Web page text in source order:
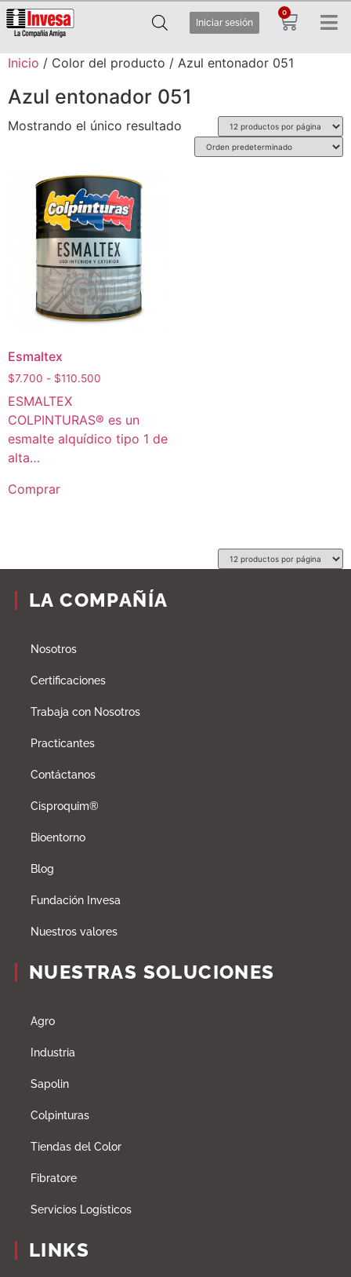
Iniciar sesión
0
Inicio / Color del producto / Azul entonador 051
Azul entonador 051
Mostrando el único resultado
Esmaltex
$7.700 - $110.500
ESMALTEX
COLPINTURAS® es un
esmalte alquídico tipo 1 de
alta…
Comprar
LA COMPAÑÍA
Nosotros
Certificaciones
Trabaja con Nosotros
Practicantes
Contáctanos
Cisproquim®
Bioentorno
Blog
Fundación Invesa
Nuestros valores
NUESTRAS SOLUCIONES
Agro
Industria
Sapolin
Colpinturas
Tiendas del Color
Fibratore
Servicios Logísticos
LINKS